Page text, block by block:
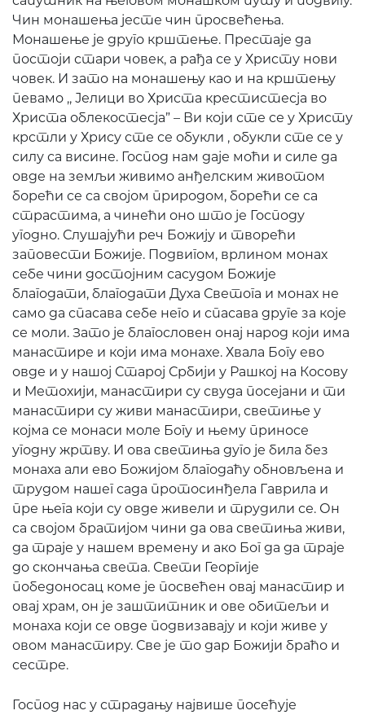
Чин монашења јесте чин просвећења.
Монашење је друго крштење. Престаје да
постоји стари човек, а рађа се у Христу нови
човек. И зато на монашењу као и на крштењу
певамо ,, Јелици во Христа крестистесја во
Христа облекостесја” – Ви који сте се у Христу
крстли у Хрису сте се обукли , обукли сте се у
силу са висине. Господ нам даје моћи и силе да
овде на земљи живимо анђелским животом
борећи се са својом природом, борећи се са
страстима, а чинећи оно што је Господу
угодно. Слушајући реч Божију и творећи
заповести Божије. Подвигом, врлином монах
себе чини достојним сасудом Божије
благодати, благодати Духа Светога и монах не
само да спасава себе него и спасава друге за које
се моли. Зато је благословен онај народ који има
манастире и који има монахе. Хвала Богу ево
овде и у нашој Старој Србији у Рашкој на Косову
и Метохији, манастири су свуда посејани и ти
манастири су живи манастири, светиње у
којма се монаси моле Богу и њему приносе
угодну жртву. И ова светиња дуго је била без
монаха али ево Божијом благодаћу обновљена и
трудом нашег сада протосинђела Гаврила и
пре њега који су овде живели и трудили се. Он
са својом братијом чини да ова светиња живи,
да траје у нашем времену и ако Бог да да траје
до скончања света. Свети Георгије
победоносац коме је посвећен овај манастир и
овај храм, он је заштитник и ове обитељи и
монаха који се овде подвизавају и који живе у
овом манастиру. Све је то дар Божији браћо и
сестре.
Господ нас у страдању највише посећује